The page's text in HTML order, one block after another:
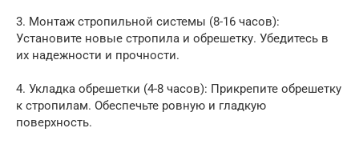
3. Монтаж стропильной системы (8-16 часов):
Установите новые стропила и обрешетку. Убедитесь в
их надежности и прочности.
4. Укладка обрешетки (4-8 часов): Прикрепите обрешетку
к стропилам. Обеспечьте ровную и гладкую
поверхность.